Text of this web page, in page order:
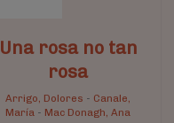
Una rosa no tan
rosa
Arrigo, Dolores - Canale,
María - Mac Donagh, Ana